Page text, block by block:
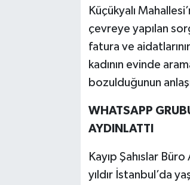
Küçükyalı
çevreye yapılan
fatura ve
kadının evinde
bozulduğunun
WHATSAPP
AYDINLATTI
Kayıp Şahıslar
yıldır İstanbul’da